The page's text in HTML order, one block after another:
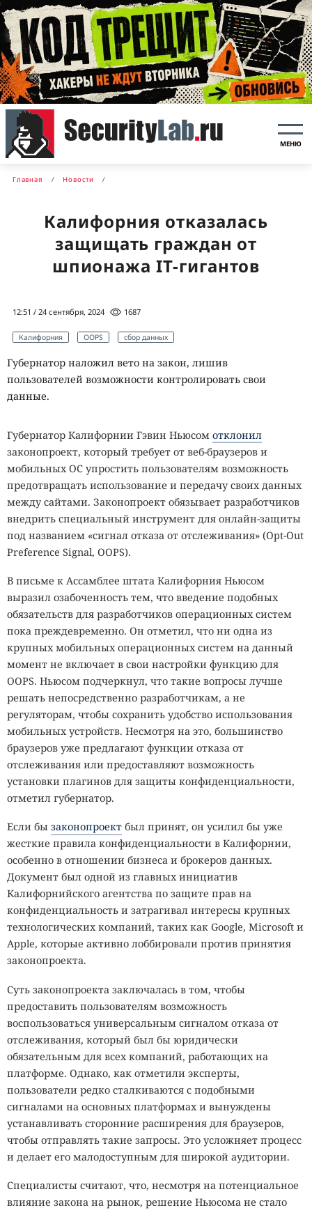
МЕНЮ
Главная Новости
Калифорния отказалась
защищать граждан от
шпионажа IT-гигантов
12:51 / 24 сентября, 2024 1687
Калифорния OOPS сбор данных
Губернатор наложил вето на закон, лишив
пользователей возможности контролировать свои
данные.
Губернатор Калифорнии Гэвин Ньюсом отклонил
законопроект, который требует от веб-браузеров и
мобильных ОС упростить пользователям возможность
предотвращать использование и передачу своих данных
между сайтами. Законопроект обязывает разработчиков
внедрить специальный инструмент для онлайн-защиты
под названием «сигнал отказа от отслеживания» (Opt-Out
Preference Signal, OOPS).
В письме к Ассамблее штата Калифорния Ньюсом
выразил озабоченность тем, что введение подобных
обязательств для разработчиков операционных систем
пока преждевременно. Он отметил, что ни одна из
крупных мобильных операционных систем на данный
момент не включает в свои настройки функцию для
OOPS. Ньюсом подчеркнул, что такие вопросы лучше
решать непосредственно разработчикам, а не
регуляторам, чтобы сохранить удобство использования
мобильных устройств. Несмотря на это, большинство
браузеров уже предлагают функции отказа от
отслеживания или предоставляют возможность
установки плагинов для защиты конфиденциальности,
отметил губернатор.
Если бы законопроект был принят, он усилил бы уже
жесткие правила конфиденциальности в Калифорнии,
особенно в отношении бизнеса и брокеров данных.
Документ был одной из главных инициатив
Калифорнийского агентства по защите прав на
конфиденциальность и затрагивал интересы крупных
технологических компаний, таких как Google, Microsoft и
Apple, которые активно лоббировали против принятия
законопроекта.
Суть законопроекта заключалась в том, чтобы
предоставить пользователям возможность
воспользоваться универсальным сигналом отказа от
отслеживания, который был бы юридически
обязательным для всех компаний, работающих на
платформе. Однако, как отметили эксперты,
пользователи редко сталкиваются с подобными
сигналами на основных платформах и вынуждены
устанавливать сторонние расширения для браузеров,
чтобы отправлять такие запросы. Это усложняет процесс
и делает его малодоступным для широкой аудитории.
Специалисты считают, что, несмотря на потенциальное
влияние закона на рынок, решение Ньюсома не стало